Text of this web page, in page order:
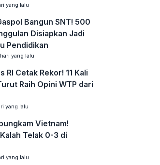
yang lalu
Bangun SNT! 500
Disiapkan Jadi
Pendidikan
hari yang lalu
RI Cetak Rekor! 11 Kali
Raih Opini WTP dari
yang lalu
Vietnam!
Telak 0-3 di
yang lalu